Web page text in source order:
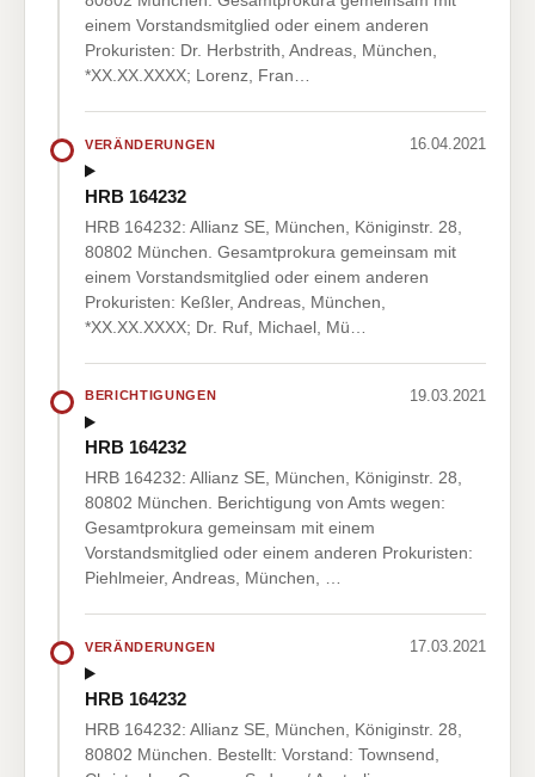
einem Vorstandsmitglied oder einem anderen
Prokuristen: Dr. Herbstrith, Andreas, München,
*XX.XX.XXXX; Lorenz, Fran…
VERÄNDERUNGEN 16.04.2021
HRB 164232
HRB 164232: Allianz SE, München, Königinstr. 28,
80802 München. Gesamtprokura gemeinsam mit
einem Vorstandsmitglied oder einem anderen
Prokuristen: Keßler, Andreas, München,
*XX.XX.XXXX; Dr. Ruf, Michael, Mü…
BERICHTIGUNGEN 19.03.2021
HRB 164232
HRB 164232: Allianz SE, München, Königinstr. 28,
80802 München. Berichtigung von Amts wegen:
Gesamtprokura gemeinsam mit einem
Vorstandsmitglied oder einem anderen Prokuristen:
Piehlmeier, Andreas, München, …
VERÄNDERUNGEN 17.03.2021
HRB 164232
HRB 164232: Allianz SE, München, Königinstr. 28,
80802 München. Bestellt: Vorstand: Townsend,